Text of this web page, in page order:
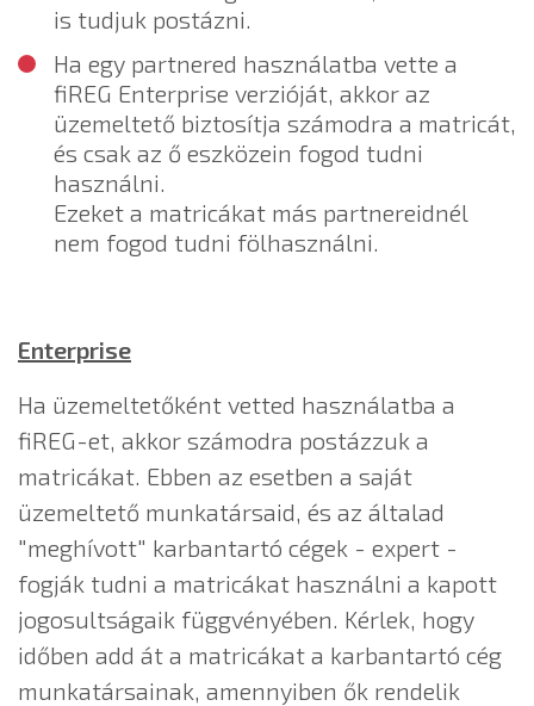
is tudjuk postázni.
Ha egy partnered használatba vette a
fiREG Enterprise verzióját, akkor az
üzemeltető biztosítja számodra a matricát,
és csak az ő eszközein fogod tudni
használni.
Ezeket a matricákat más partnereidnél
nem fogod tudni fölhasználni.
Enterprise
Ha üzemeltetőként vetted használatba a
fiREG-et, akkor számodra postázzuk a
matricákat. Ebben az esetben a saját
üzemeltető munkatársaid, és az általad
"meghívott" karbantartó cégek - expert -
fogják tudni a matricákat használni a kapott
jogosultságaik függvényében. Kérlek, hogy
időben add át a matricákat a karbantartó cég
munkatársainak, amennyiben ők rendelik